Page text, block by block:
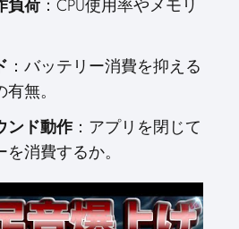
負荷 ：CPU使用率やメモリ
：バッテリー消費を抑える
無。
ンド動作：アプリを閉じて
消費するか。